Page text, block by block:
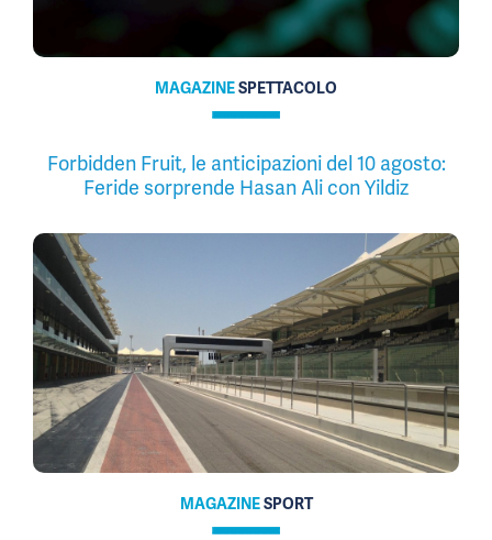
MAGAZINESPETTACOLO
Forbidden Fruit, le anticipazioni del 10 agosto:
Feride sorprende Hasan Ali con Yildiz
MAGAZINESPORT